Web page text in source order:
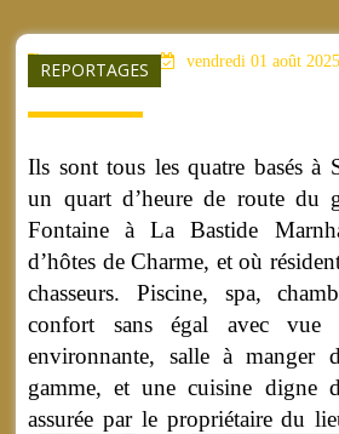
REPORTAGES
aucun mot clé vendredi 01 août 2025
Ils sont tous les quatre basés à
un quart d’heure de route du
Fontaine à La Bastide
d’hôtes de Charme, et où
chasseurs. Piscine, spa,
confort sans égal avec vue
environnante, salle à manger
gamme, et une cuisine digne
assurée par le propriétaire du